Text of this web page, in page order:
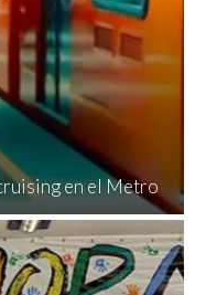
en el Metro